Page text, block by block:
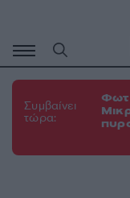
περιεχόμενο
Συμβαίνει
τώρα: